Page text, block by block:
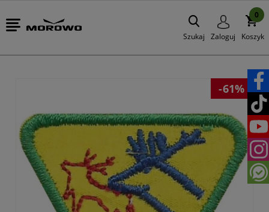
Szukaj Zaloguj Koszyk
0
-61%